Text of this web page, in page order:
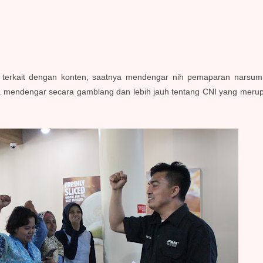
dengan konten, saatnya mendengar nih pemaparan
secara gamblang dan lebih jauh tentang CNI yang